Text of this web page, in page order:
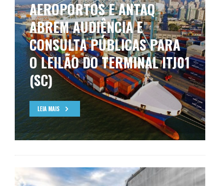
AEROPORTOS E ANTAQ
ABREM AUDIÊNCIA E
CONSULTA PÚBLICAS PARA
O LEILÃO DO TERMINAL ITJ01
(SC)
LEIA MAIS